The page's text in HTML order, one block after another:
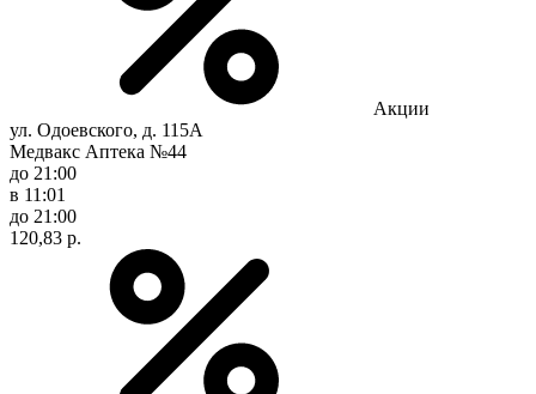
Акции
ул. Одоевского, д. 115А
Медвакс Аптека №44
до 21:00
в 11:01
до 21:00
120,83 р.